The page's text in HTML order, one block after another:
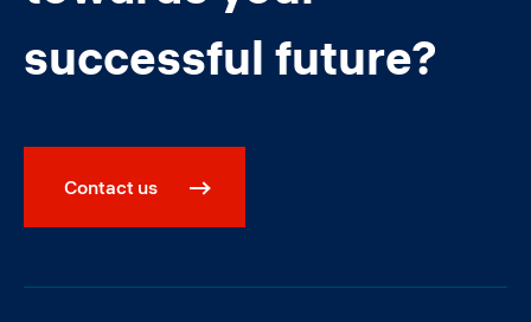
successful future?
Contact us